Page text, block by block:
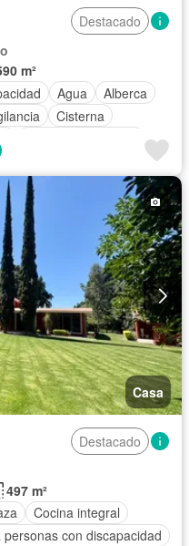
Destacado
m²
Agua
Alberca
Cisterna
closet
Wifi
Zonas verdes
Casa
Destacado
497 m²
Cocina integral
con discapacidad